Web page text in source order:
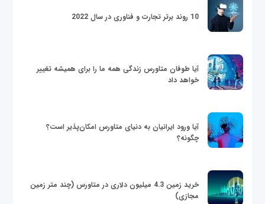
10 روند برتر تجارت و فناوری در سال 2022
آیا طوفان متاورس زندگی همه ما را برای همیشه تغییر
خواهد داد
آیا ورود ایرانیان به دنیای متاورس امکان‌پذیر است؟
چگونه؟
خرید زمین 4.3 میلیون دلاری در متاورس (چند متر زمین
مجازی)